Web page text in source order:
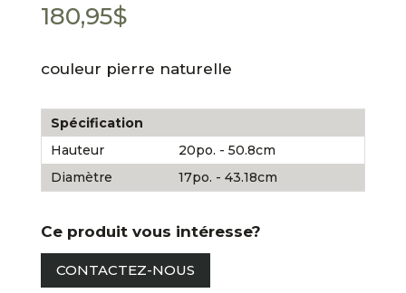
180,95$
couleur pierre naturelle
Spécification
Hauteur
20po. - 50.8cm
Diamètre
17po. - 43.18cm
Ce produit vous intéresse?
CONTACTEZ-NOUS